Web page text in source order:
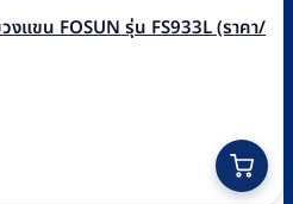
แขน FOSUN รุ่น FS933L (ราคา/